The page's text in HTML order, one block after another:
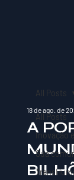
All Posts
Inovação
Sua
All Posts
A
18 de ago. de